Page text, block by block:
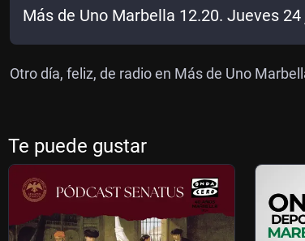
Más de Uno Marbella 12.20. Jueves
Otro día, feliz, de radio en Más de Uno
Te puede gustar